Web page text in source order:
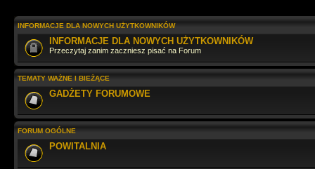
na na na na
Jaki tu spokój
wow... przegapiłem.. cos tu sie działo
Szybko leci. Dobrze, że zglądasz raz w roku
INFORMACJE DLA NOWYCH UŻYTKOWNIKÓW
INFORMACJE DLA NOWYCH UŻYTKOWNIKÓW
Przeczytaj zanim zaczniesz pisać na Forum
TEMATY WAŻNE I BIEŻĄCE
GADŻETY FORUMOWE
FORUM OGÓLNE
POWITALNIA